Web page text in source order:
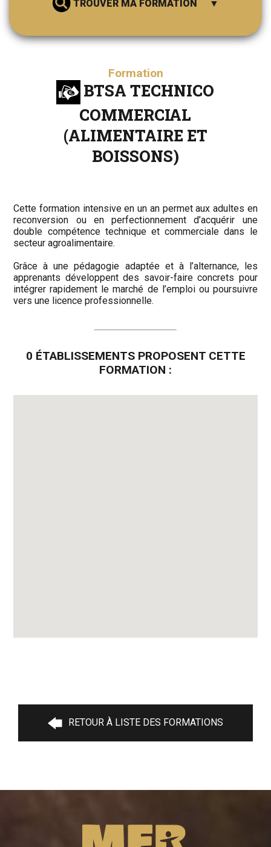
TROUVER MA FORMATION
Formation
BTSA TECHNICO
COMMERCIAL
(ALIMENTAIRE ET
BOISSONS)
Cette formation intensive en un an permet aux adultes en
reconversion ou en perfectionnement d’acquérir une
double compétence technique et commerciale dans le
secteur agroalimentaire.
Grâce à une pédagogie adaptée et à l’alternance, les
apprenants développent des savoir-faire concrets pour
intégrer rapidement le marché de l’emploi ou poursuivre
vers une licence professionnelle.
0 ÉTABLISSEMENTS PROPOSENT CETTE
FORMATION :
RETOUR À LISTE DES FORMATIONS